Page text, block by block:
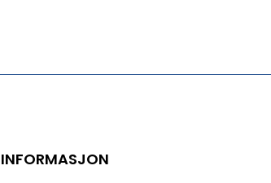
INFORMASJON